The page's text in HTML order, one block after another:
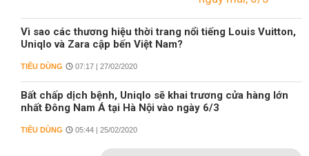
Vì sao các thương hiệu thời trang nổi tiếng Louis Vuitton,
Uniqlo và Zara cập bến Việt Nam?
TIÊU DÙNG 07:17 | 27/02/2020
Bất chấp dịch bệnh, Uniqlo sẽ khai trương cửa hàng lớn
nhất Đông Nam Á tại Hà Nội vào ngày 6/3
TIÊU DÙNG 05:44 | 25/02/2020